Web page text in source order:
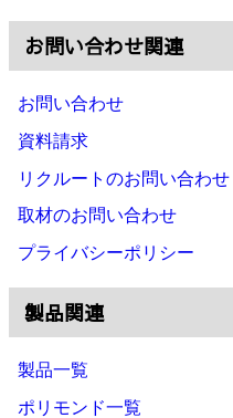
お問い合わせ関連
お問い合わせ
資料請求
リクルートのお問い合わせ
取材のお問い合わせ
プライバシーポリシー
製品関連
製品一覧
ポリモンド一覧